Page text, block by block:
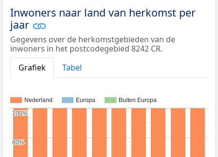
Inwoners naar land van herkomst per
jaar
Gegevens over de herkomstgebieden van de
inwoners in het postcodegebied 8242 CR.
Grafiek
Tabel
Nederland Europa Buiten Europa
80%
80%
100%
100%